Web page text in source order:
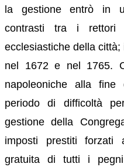
la gestione entrò in
contrasti tra i
ecclesiastiche della
nel 1672 e nel 1765.
napoleoniche alla
periodo di difficoltà
gestione della
imposti prestiti
gratuita di tutti i